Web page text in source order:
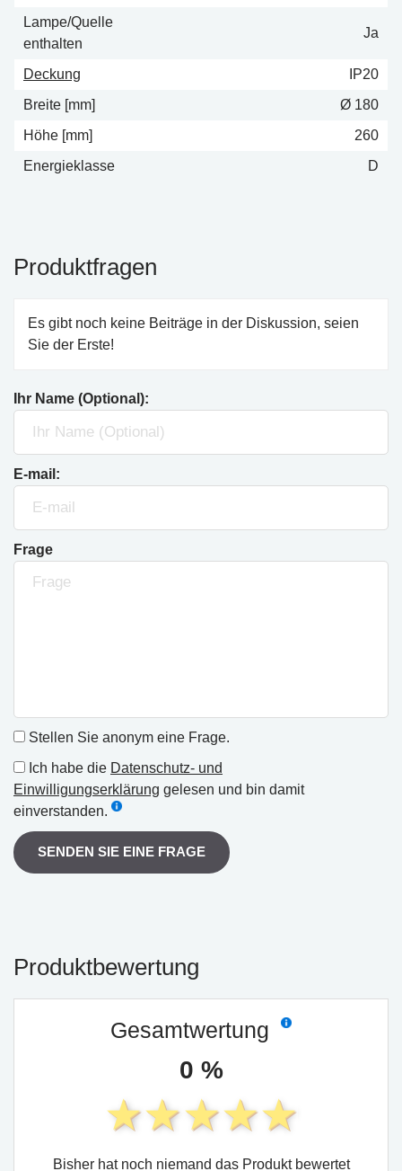
Lampe/Quelle
enthalten
Ja
Deckung
IP20
Breite [mm]
Ø 180
Höhe [mm]
260
Energieklasse
D
Produktfragen
Es gibt noch keine Beiträge in der Diskussion, seien
Sie der Erste!
Ihr Name (Optional):
E-mail:
Frage
Stellen Sie anonym eine Frage.
Ich habe die Datenschutz- und
Einwilligungserklärung gelesen und bin damit
einverstanden.
SENDEN SIE EINE FRAGE
Produktbewertung
Gesamtwertung
0 %
Bisher hat noch niemand das Produkt bewertet